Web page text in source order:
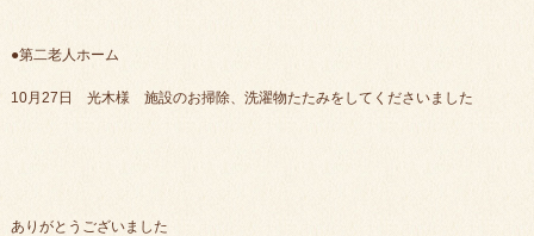
●第二老人ホーム
10月27日 光木様 施設のお掃除、洗濯物たたみをしてくださいました
ありがとうございました